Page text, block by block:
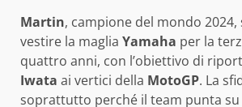
Martin, campione del mondo
vestire la maglia Yamaha per la
quattro anni, con l’obiettivo di
Iwata ai vertici della MotoGP. La
soprattutto perché il team punta